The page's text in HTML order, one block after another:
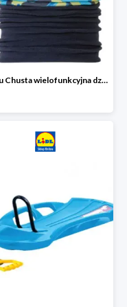
lupilu Chusta wielofunkcyjna dziecięca